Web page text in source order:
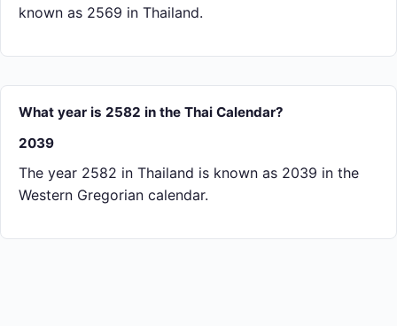
known as 2569 in Thailand.
What year is 2582 in the Thai Calendar?
2039
The year 2582 in Thailand is known as 2039 in the
Western Gregorian calendar.